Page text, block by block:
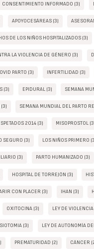
CONSENTIMIENTO INFORMADO (3)
APOYOCESÁREAS (3)
DE LOS NIÑOS HOSPITALIZADOS (3)
LA VIOLENCIA DE GÉNERO (3)
PARTO (3) INFERTILIDAD (3)
(3) EPIDURAL (3) SEMANA
(3) SEMANA MUNDIAL DEL PARTO
2014 (3) MISOPROSTOL
SEGURO (3) LOS NIÑOS PRIMERO
(3) PARTO HUMANIZADO (3)
HOSPITAL DE TORREJÓN (3)
CON PLACER (3) IHAN (3)
OXITOCINA (3) LEY DE
(3) LEY DE AUTONOMÍA
PREMATURIDAD (2) CÁNCER